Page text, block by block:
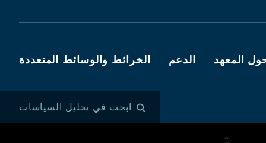
المعهد الدعم الخرائط والوسائط المتعددة
ابحث في تحليل السياسات